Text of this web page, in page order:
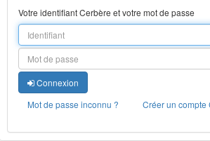
Votre identifiant Cerbère et votre mot de passe
Connexion
Mot de passe inconnu ?
Créer un compte